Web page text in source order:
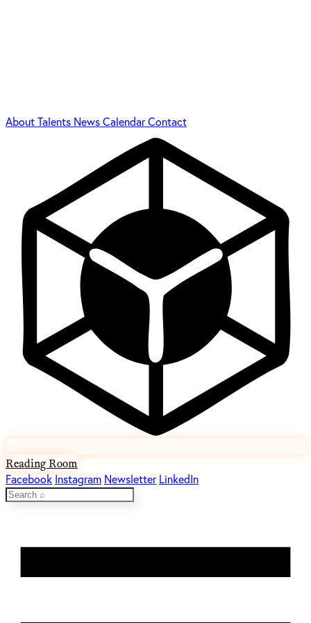
AboutTalents NewsCalendarContact
Reading Room
Facebook Instagram Newsletter LinkedIn